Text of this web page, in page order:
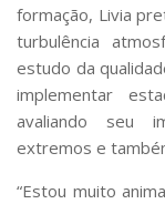
formação, Livia
turbulência
estudo da
implementar
avaliando seu
extremos e
“Estou muito